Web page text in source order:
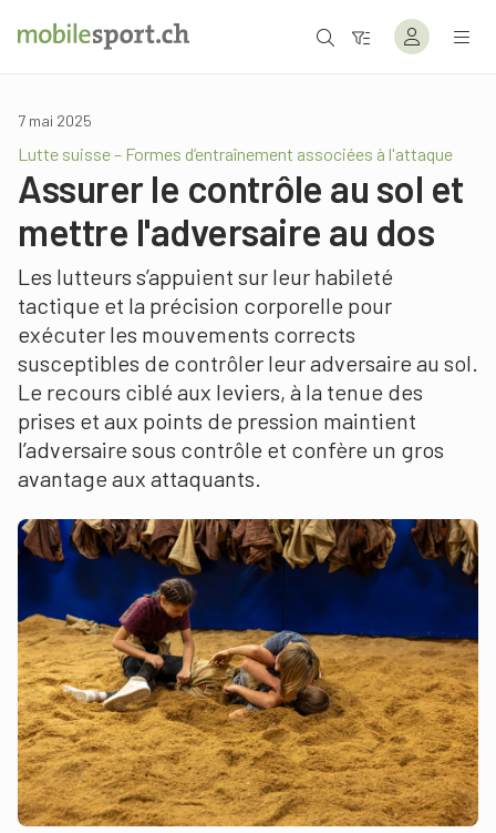
7 mai 2025
Lutte suisse – Formes d’entraînement associées à l'attaque
Assurer le contrôle au sol et
mettre l'adversaire au dos
Les lutteurs s’appuient sur leur habileté
tactique et la précision corporelle pour
exécuter les mouvements corrects
susceptibles de contrôler leur adversaire au sol.
Le recours ciblé aux leviers, à la tenue des
prises et aux points de pression maintient
l’adversaire sous contrôle et confère un gros
avantage aux attaquants.